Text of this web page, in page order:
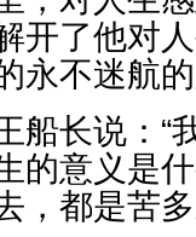
开了他对
永不迷航
船长说：“
的意义是
，都是苦